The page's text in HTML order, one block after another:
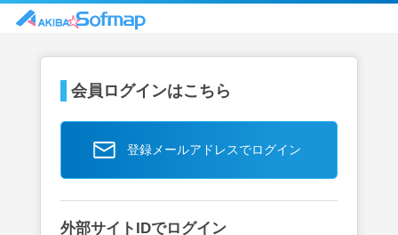
会員ログインはこちら
登録メールアドレスでログイン
外部サイトIDでログイン